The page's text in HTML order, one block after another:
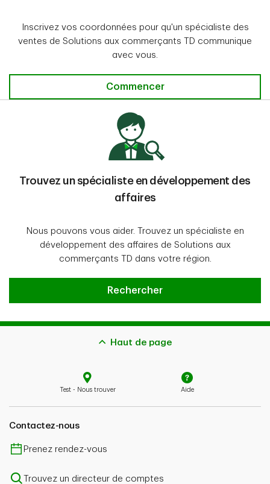
Inscrivez vos coordonnées pour qu'un spécialiste des
ventes de Solutions aux commerçants TD communique
avec vous.
Demandez-nous de vous appeler
Commencer
Trouvez un spécialiste en développement des
affaires
Nous pouvons vous aider. Trouvez un spécialiste en
développement des affaires de Solutions aux
commerçants TD dans votre région.
Trouvez un spécialiste en
Rechercher
Haut de page
Test - Nous trouver Aide
Contactez-nous
Prenez rendez-vous
Trouvez un directeur de comptes